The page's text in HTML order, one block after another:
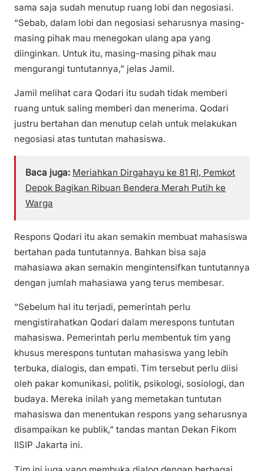
sama saja sudah menutup ruang lobi dan negosiasi.
“Sebab, dalam lobi dan negosiasi seharusnya masing-
masing pihak mau menegokan ulang apa yang
diinginkan. Untuk itu, masing-masing pihak mau
mengurangi tuntutannya,” jelas Jamil.
Jamil melihat cara Qodari itu sudah tidak memberi
ruang untuk saling memberi dan menerima. Qodari
justru bertahan dan menutup celah untuk melakukan
negosiasi atas tuntutan mahasiswa.
Baca juga: Meriahkan Dirgahayu ke 81 RI, Pemkot
Depok Bagikan Ribuan Bendera Merah Putih ke
Warga
Respons Qodari itu akan semakin membuat mahasiswa
bertahan pada tuntutannya. Bahkan bisa saja
mahasiawa akan semakin mengintensifkan tuntutannya
dengan jumlah mahasiawa yang terus membesar.
“Sebelum hal itu terjadi, pemerintah perlu
mengistirahatkan Qodari dalam merespons tuntutan
mahasiswa. Pemerintah perlu membentuk tim yang
khusus merespons tuntutan mahasiswa yang lebih
terbuka, dialogis, dan empati. Tim tersebut perlu diisi
oleh pakar komunikasi, politik, psikologi, sosiologi, dan
budaya. Mereka inilah yang memetakan tuntutan
mahasiswa dan menentukan respons yang seharusnya
disampaikan ke publik,” tandas mantan Dekan Fikom
IISIP Jakarta ini.